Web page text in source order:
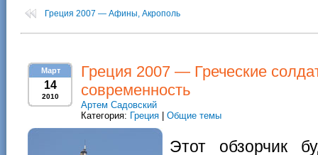
Греция 2007 — Афины, Акрополь
Март
14
2010
Греция 2007 — Греческие
современность
Артем Садовский
Категория: Греция | Общие темы
Этот обзорчик